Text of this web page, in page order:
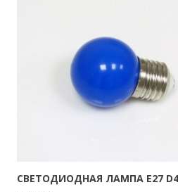
СВЕТОДИОДНАЯ ЛАМПА E27